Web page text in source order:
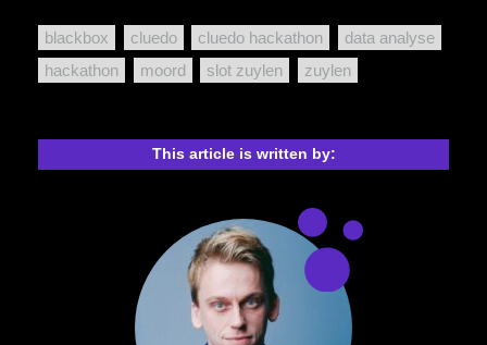
blackbox cluedo cluedo hackathon
data analyse
hackathon
moord slot zuylen zuylen
This article is written by: